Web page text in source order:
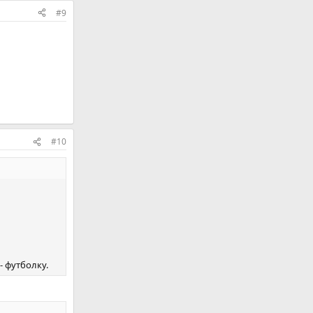
#9
#10
футболку.